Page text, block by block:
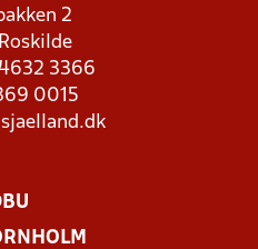
2
4632 3366
0015